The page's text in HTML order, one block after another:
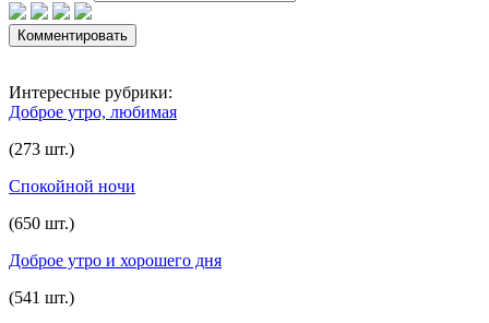
Интересные рубрики:
Доброе утро, любимая
(273 шт.)
Спокойной ночи
(650 шт.)
Доброе утро и хорошего дня
(541 шт.)